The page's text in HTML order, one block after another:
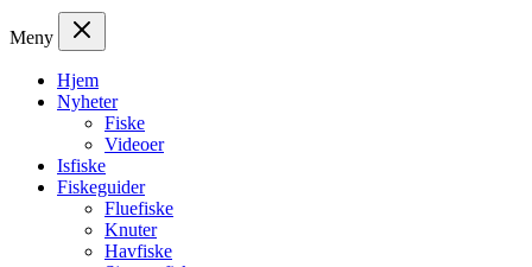
Meny
Hjem
Nyheter
Fiske
Videoer
Isfiske
Fiskeguider
Fluefiske
Knuter
Havfiske